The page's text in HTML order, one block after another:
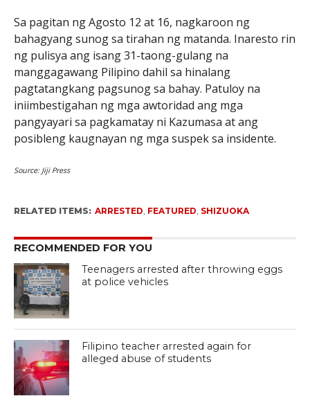
Sa pagitan ng Agosto 12 at 16, nagkaroon ng
bahagyang sunog sa tirahan ng matanda. Inaresto rin
ng pulisya ang isang 31-taong-gulang na
manggagawang Pilipino dahil sa hinalang
pagtatangkang pagsunog sa bahay. Patuloy na
iniimbestigahan ng mga awtoridad ang mga
pangyayari sa pagkamatay ni Kazumasa at ang
posibleng kaugnayan ng mga suspek sa insidente.
Source: Jiji Press
RELATED ITEMS: ARRESTED FEATURED SHIZUOKA
RECOMMENDED FOR YOU
Teenagers arrested after throwing eggs
at police vehicles
Filipino teacher arrested again for
alleged abuse of students